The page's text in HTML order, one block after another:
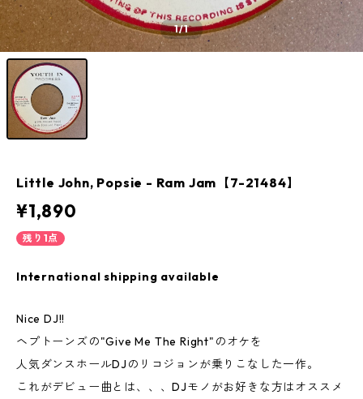
1/1
Little John, Popsie - Ram Jam【7-21484】
¥1,890
残り1点
International shipping available
Nice DJ!!
ヘプトーンズの"Give Me The Right"のオケを
人気ダンスホールDJのリコジョンが乗りこなした一作。
これがデビュー曲とは、、、DJモノがお好きな方はオススメ